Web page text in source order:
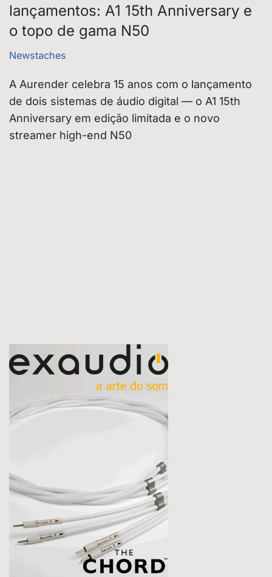
lançamentos: A1 15th Anniversary e
o topo de gama N50
Newstaches
A Aurender celebra 15 anos com o lançamento
de dois sistemas de áudio digital — o A1 15th
Anniversary em edição limitada e o novo
streamer high-end N50